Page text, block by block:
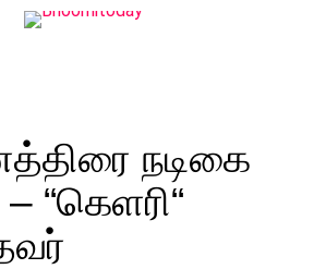
நடிகை
“கெளரி“